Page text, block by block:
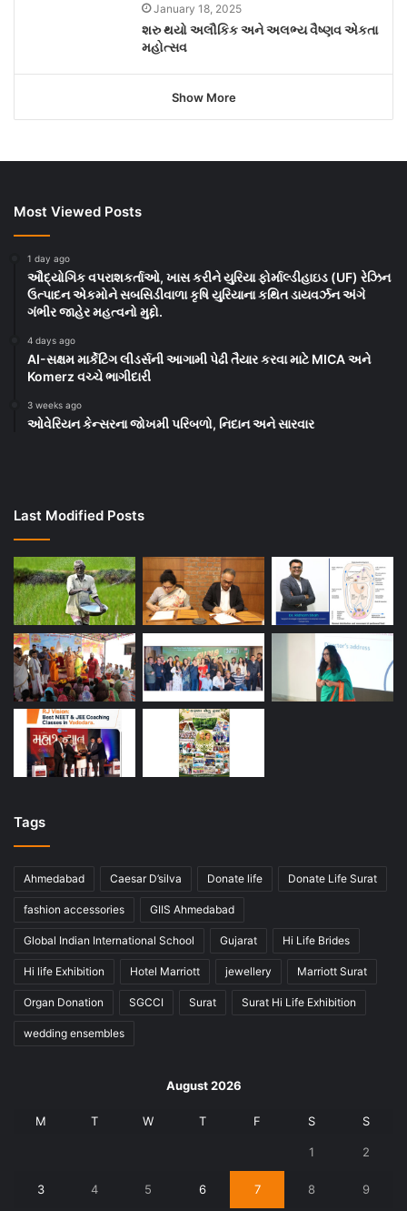
January 18, 2025
શરુ થયો અલૌકિક અને અલભ્ય વૈષ્ણવ એકતા
મહોત્સવ
Show More
Most Viewed Posts
1 day ago
ઔદ્યોગિક વપરાશકર્તાઓ, ખાસ કરીને યુરિયા ફોર્માલ્ડીહાઇડ (UF) રેઝિન
ઉત્પાદન એકમોને સબસિડીવાળા કૃષિ યુરિયાના કથિત ડાયવર્ઝન અંગે
ગંભીર જાહેર મહત્વનો મુદ્દો.
4 days ago
AI-સક્ષમ માર્કેટિંગ લીડર્સની આગામી પેઢી તૈયાર કરવા માટે MICA અને
Komerz વચ્ચે ભાગીદારી
3 weeks ago
ઓવેરિયન કેન્સરના જોખમી પરિબળો, નિદાન અને સારવાર
Last Modified Posts
Tags
Ahmedabad Caesar D’silva Donate life Donate Life Surat
fashion accessories GIIS Ahmedabad
Global Indian International School Gujarat Hi Life Brides
Hi life Exhibition Hotel Marriott jewellery Marriott Surat
Organ Donation SGCCI Surat Surat Hi Life Exhibition
wedding ensembles
August 2026
M T W T F S S
1 2
3 4 5 6 7 8 9